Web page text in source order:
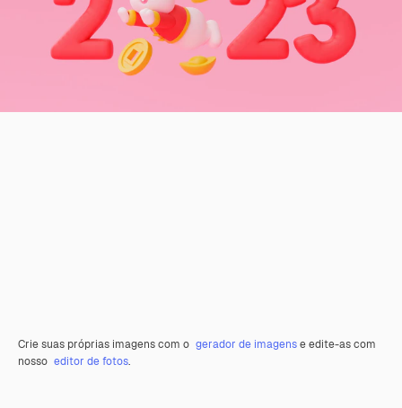
Crie suas próprias imagens com o gerador de imagense edite-as com
nosso editor de fotos.